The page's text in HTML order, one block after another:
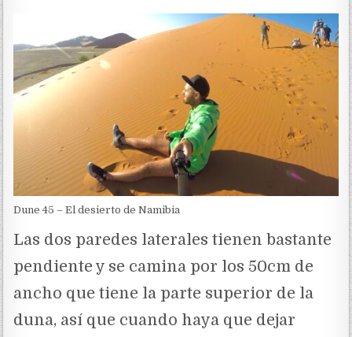
Dune 45 – El desierto de Namibia
Las dos paredes laterales tienen bastante
pendiente y se camina por los 50cm de
ancho que tiene la parte superior de la
duna, así que cuando haya que dejar